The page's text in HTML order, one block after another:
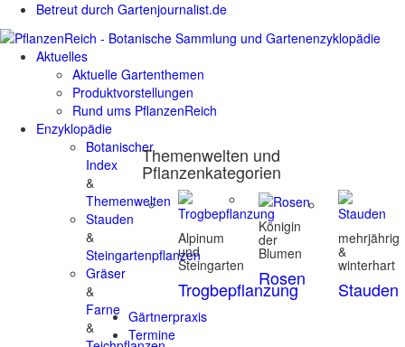
Betreut durch Gartenjournalist.de
Aktuelles
Aktuelle Gartenthemen
Produktvorstellungen
Rund ums PflanzenReich
Enzyklopädie
Botanischer
Index
&
Themenwelten
Stauden
&
Steingartenpflanzen
Gräser
&
Farne
&
Themenwelten und
Pflanzenkategorien
Alpinum
und
Steingarten
Trogbepflanzung
Königin
der
Blumen
Rosen
mehrjährig
&
winterhart
Stauden
Gärtnerpraxis
Termine